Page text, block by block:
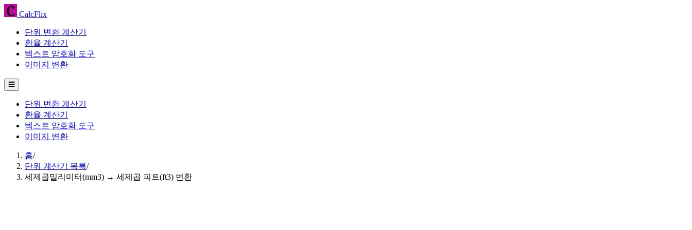
CalcFlix
단위 변환 계산기
환율 계산기
텍스트 암호화 도구
이미지 변환
☰
단위 변환 계산기
환율 계산기
텍스트 암호화 도구
이미지 변환
홈/
단위 계산기 목록/
세제곱밀리미터(mm3) → 세제곱 피트(ft3) 변환